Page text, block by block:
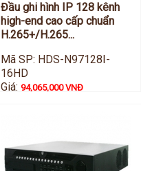
Đầu ghi hình IP 128 kênh
high-end cao cấp chuẩn
H.265+/H.265...
Mã SP: HDS-N97128I-
16HD
Giá: 94,065,000 VNĐ